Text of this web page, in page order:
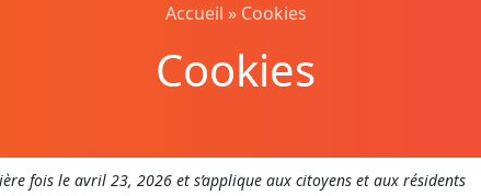
Accueil » Cookies
Cookies
fois le avril 23, 2026 et s’applique aux citoyens et aux résidents